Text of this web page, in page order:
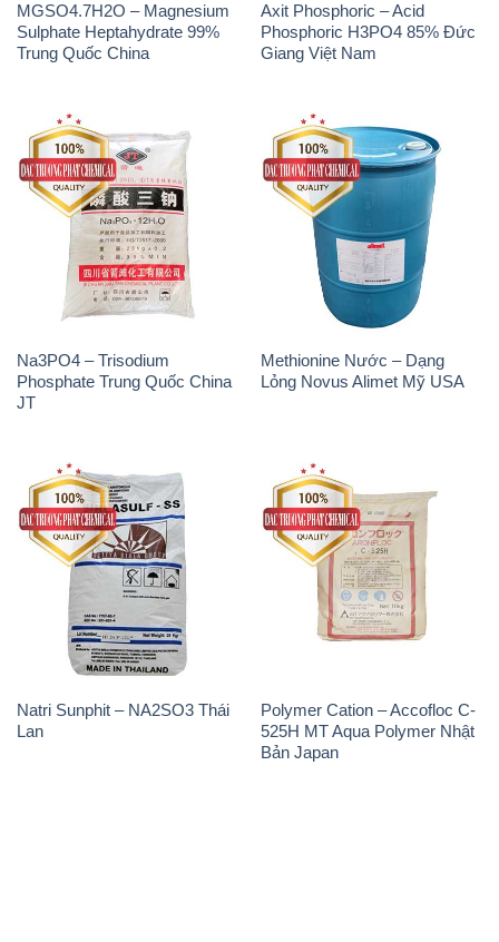
MGSO4.7H2O – Magnesium
Sulphate Heptahydrate 99%
Trung Quốc China
Axit Phosphoric – Acid
Phosphoric H3PO4 85% Đức
Giang Việt Nam
Na3PO4 – Trisodium
Phosphate Trung Quốc China
JT
Methionine Nước – Dạng
Lỏng Novus Alimet Mỹ USA
Natri Sunphit – NA2SO3 Thái
Lan
Polymer Cation – Accofloc C-
525H MT Aqua Polymer Nhật
Bản Japan